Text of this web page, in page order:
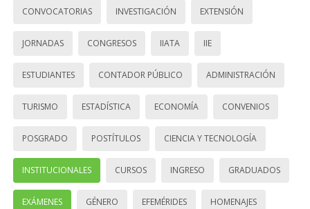
CONVOCATORIAS INVESTIGACIÓN EXTENSIÓN
JORNADAS CONGRESOS IIATA IIE
ESTUDIANTES CONTADOR PÚBLICO ADMINISTRACIÓN
TURISMO ESTADÍSTICA ECONOMÍA CONVENIOS
POSGRADO POSTÍTULOS CIENCIA Y TECNOLOGÍA
INSTITUCIONALES CURSOS INGRESO GRADUADOS
EXÁMENES GÉNERO EFEMÉRIDES HOMENAJES